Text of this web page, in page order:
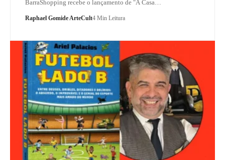
BarraShopping recebe o lançamento de "A Casa…
Raphael Gomide ArteCult4 Min Leitura